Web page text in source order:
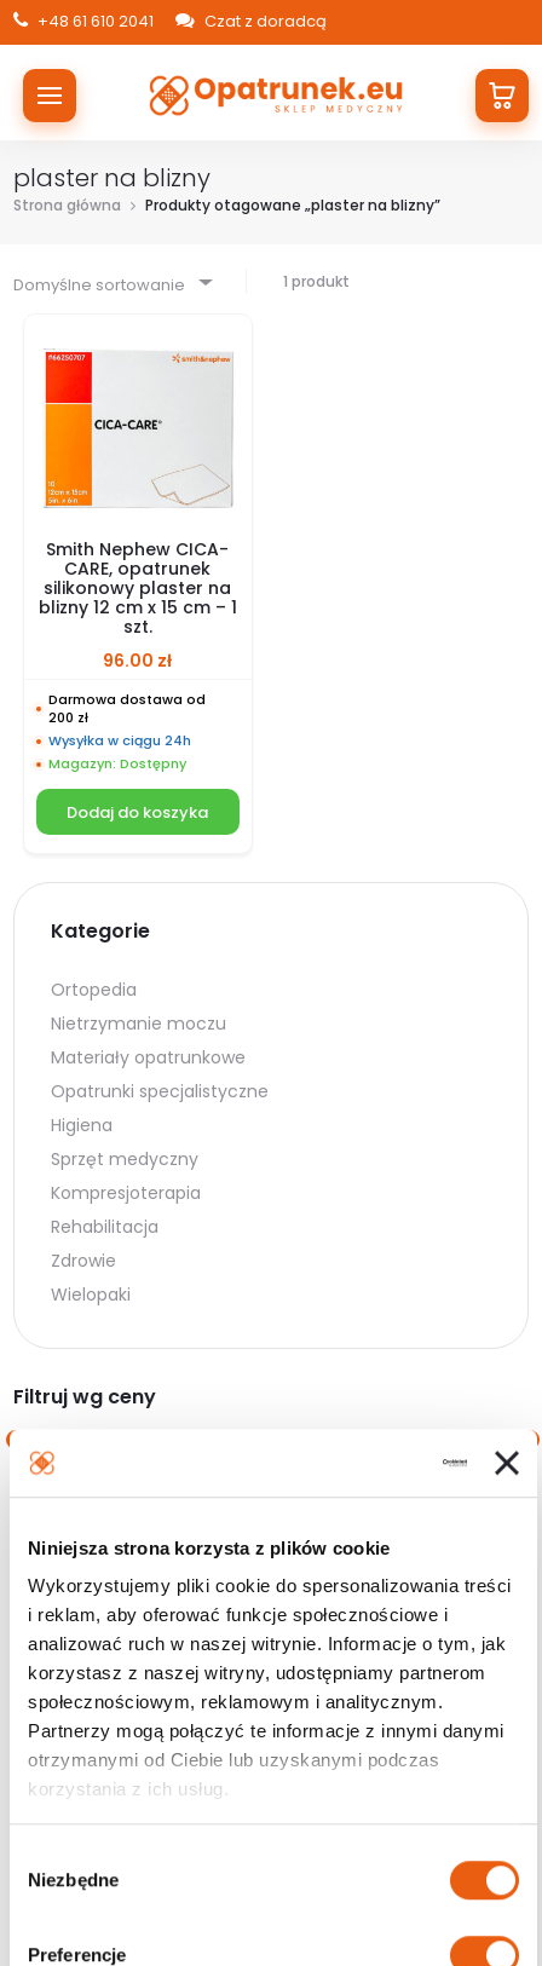
Niniejsza strona korzysta z plików cookie
Wykorzystujemy pliki cookie do spersonalizowania treści
i reklam, aby oferować funkcje społecznościowe i
analizować ruch w naszej witrynie. Informacje o tym, jak
korzystasz z naszej witryny, udostępniamy partnerom
społecznościowym, reklamowym i analitycznym.
Partnerzy mogą połączyć te informacje z innymi danymi
otrzymanymi od Ciebie lub uzyskanymi podczas
korzystania z ich usług.
Niezbędne
Preferencje
+48 61 610 2041 Czat z doradcą
plaster na blizny
Strona główna Produkty otagowane „plaster na blizny”
Domyślne sortowanie 1 produkt
Smith Nephew CICA-
CARE, opatrunek
silikonowy plaster na
blizny 12 cm x 15 cm – 1
szt.
96.00 zł
Darmowa dostawa od
200 zł
Wysyłka w ciągu 24h
Magazyn: Dostępny
Dodaj do koszyka
Kategorie
Ortopedia
Nietrzymanie moczu
Materiały opatrunkowe
Opatrunki specjalistyczne
Higiena
Sprzęt medyczny
Kompresjoterapia
Rehabilitacja
Zdrowie
Wielopaki
Filtruj wg ceny
min.
maks.
Filtruj
Darmowa dostawa
od 200zł